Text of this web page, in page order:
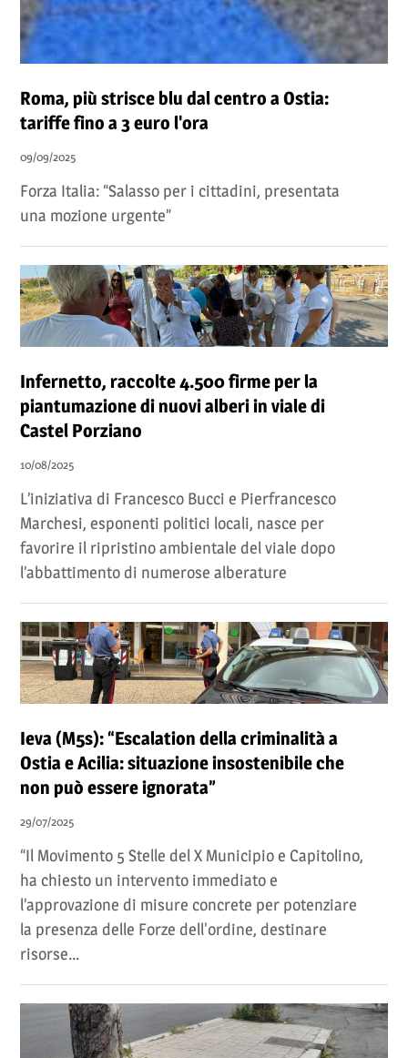
Roma, più strisce blu dal centro a Ostia:
tariffe fino a 3 euro l'ora
09/09/2025
Forza Italia: “Salasso per i cittadini, presentata
una mozione urgente”
Infernetto, raccolte 4.500 firme per la
piantumazione di nuovi alberi in viale di
Castel Porziano
10/08/2025
L’iniziativa di Francesco Bucci e Pierfrancesco
Marchesi, esponenti politici locali, nasce per
favorire il ripristino ambientale del viale dopo
l’abbattimento di numerose alberature
Ieva (M5s): “Escalation della criminalità a
Ostia e Acilia: situazione insostenibile che
non può essere ignorata”
29/07/2025
“Il Movimento 5 Stelle del X Municipio e Capitolino,
ha chiesto un intervento immediato e
l’approvazione di misure concrete per potenziare
la presenza delle Forze dell'ordine, destinare
risorse...